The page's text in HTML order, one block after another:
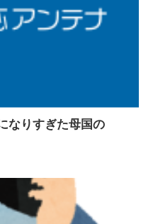
なりすぎた母国の